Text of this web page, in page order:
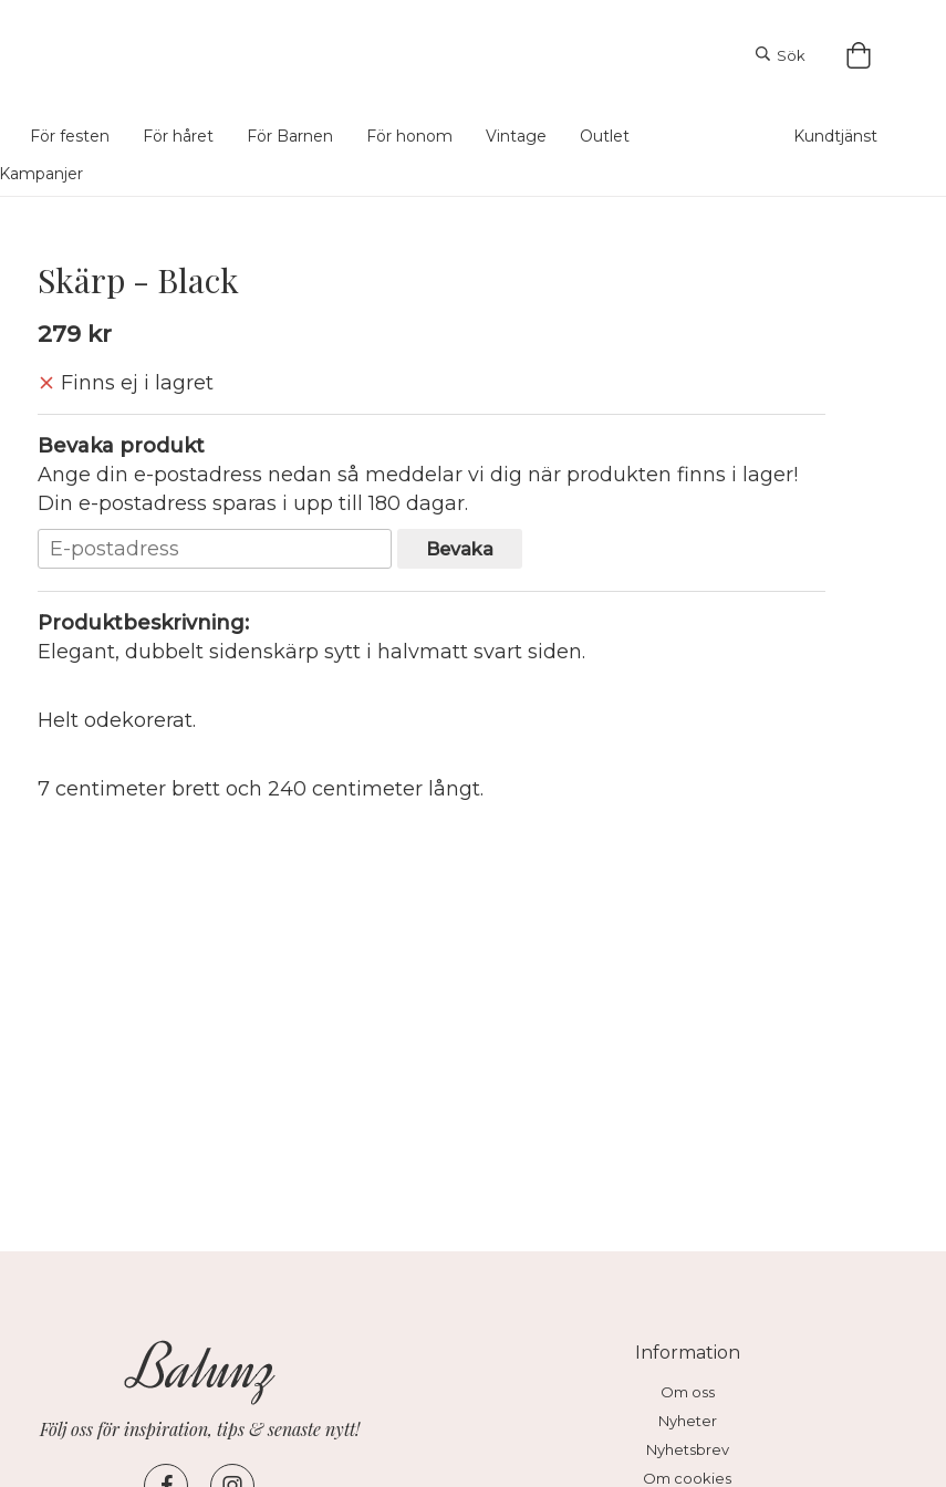
Sök
För festen För håret För Barnen För honom Vintage
Outlet
Kampanjer
Kundtjänst
Skärp - Black
279 kr
Finns ej i lagret
Bevaka produkt
Ange din e-postadress nedan så meddelar vi dig när produkten finns i lager!
Din e-postadress sparas i upp till 180 dagar.
Bevaka
Produktbeskrivning:
Elegant, dubbelt sidenskärp sytt i halvmatt svart siden.
Helt odekorerat.
7 centimeter brett och 240 centimeter långt.
Följ oss för inspiration, tips & senaste nytt!
Information
Om oss
Nyheter
Nyhetsbrev
Om cookies